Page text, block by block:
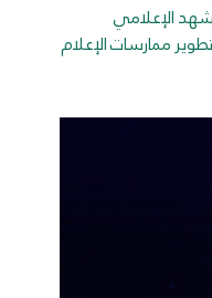
الإعلامي
ممارسات الإعلام